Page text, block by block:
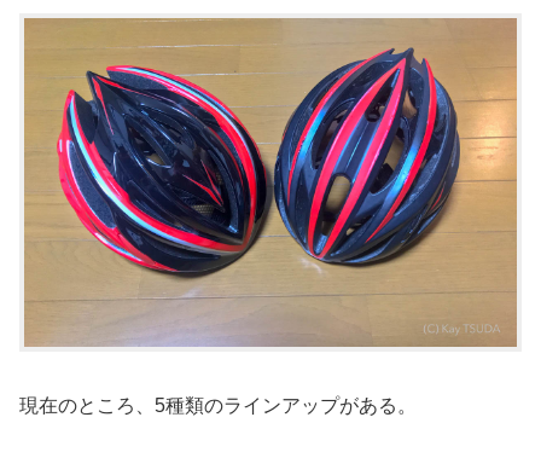
現在のところ、5種類のラインアップがある。